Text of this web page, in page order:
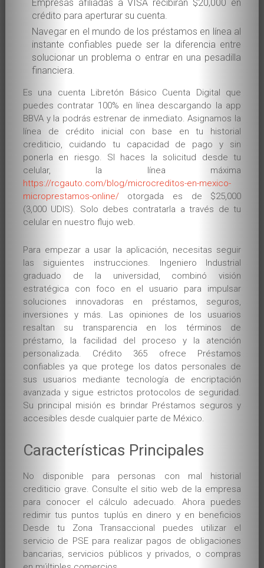
Empresas afiliadas a VISA recibirán $20,000 en
crédito para aperturar su cuenta.
Navegar en el mundo de los préstamos en línea al
instante confiables puede ser la diferencia entre
solucionar un problema o entrar en una pesadilla
financiera.
Es una cuenta Libretón Básico Cuenta Digital que
puedes contratar 100% en línea descargando la app
BBVA y la podrás estrenar de inmediato. Asignamos la
línea de crédito inicial con base en tu historial
crediticio, cuidando tu capacidad de pago y sin
ponerla en riesgo. SI haces la solicitud desde tu
celular, la línea máxima
https://rcgauto.com/blog/microcreditos-en-mexico-
microprestamos-online/otorgada es de $25,000
(3,000 UDIS). Solo debes contratarla a través de tu
celular en nuestro flujo web.
Para empezar a usar la aplicación, necesitas seguir
las siguientes instrucciones. Ingeniero Industrial
graduado de la universidad, combinó visión
estratégica con foco en el usuario para impulsar
soluciones innovadoras en préstamos, seguros,
inversiones y más. Las opiniones de los usuarios
resaltan su transparencia en los términos de
préstamo, la facilidad del proceso y la atención
personalizada. Crédito 365 ofrece Préstamos
confiables ya que protege los datos personales de
sus usuarios mediante tecnología de encriptación
avanzada y sigue estrictos protocolos de seguridad.
Su principal misión es brindar Préstamos seguros y
accesibles desde cualquier parte de México.
Características Principales
No disponible para personas con mal historial
crediticio grave. Consulte el sitio web de la empresa
para conocer el cálculo adecuado. Ahora puedes
redimir tus puntos tuplús en dinero y en beneficios
Desde tu Zona Transaccional puedes utilizar el
servicio de PSE para realizar pagos de obligaciones
bancarias, servicios públicos y privados, o compras